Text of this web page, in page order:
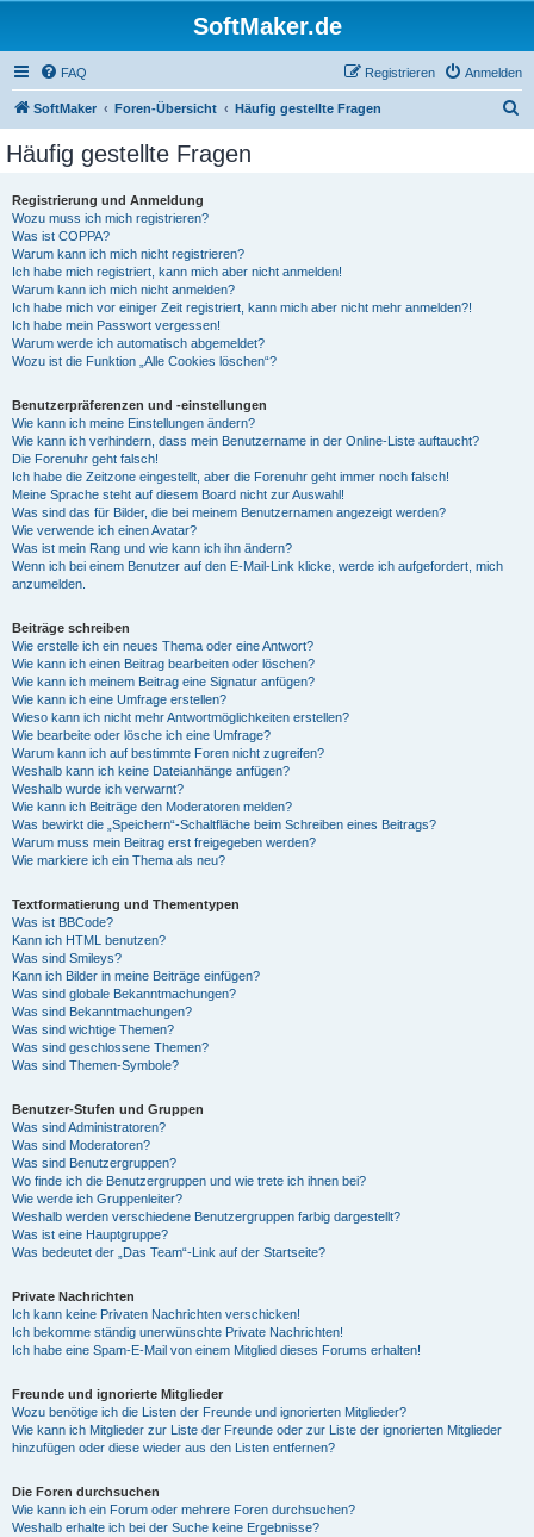
SoftMaker.de
FAQ Anmelden
Registrieren
SoftMaker Foren-Übersicht Häufig gestellte Fragen
Häufig gestellte Fragen
Registrierung und Anmeldung
Wozu muss ich mich registrieren?
Was ist COPPA?
Warum kann ich mich nicht registrieren?
Ich habe mich registriert, kann mich aber nicht anmelden!
Warum kann ich mich nicht anmelden?
Ich habe mich vor einiger Zeit registriert, kann mich aber nicht mehr anmelden?!
Ich habe mein Passwort vergessen!
Warum werde ich automatisch abgemeldet?
Wozu ist die Funktion „Alle Cookies löschen“?
Benutzerpräferenzen und -einstellungen
Wie kann ich meine Einstellungen ändern?
Wie kann ich verhindern, dass mein Benutzername in der Online-Liste auftaucht?
Die Forenuhr geht falsch!
Ich habe die Zeitzone eingestellt, aber die Forenuhr geht immer noch falsch!
Meine Sprache steht auf diesem Board nicht zur Auswahl!
Was sind das für Bilder, die bei meinem Benutzernamen angezeigt werden?
Wie verwende ich einen Avatar?
Was ist mein Rang und wie kann ich ihn ändern?
Wenn ich bei einem Benutzer auf den E-Mail-Link klicke, werde ich aufgefordert, mich
anzumelden.
Beiträge schreiben
Wie erstelle ich ein neues Thema oder eine Antwort?
Wie kann ich einen Beitrag bearbeiten oder löschen?
Wie kann ich meinem Beitrag eine Signatur anfügen?
Wie kann ich eine Umfrage erstellen?
Wieso kann ich nicht mehr Antwortmöglichkeiten erstellen?
Wie bearbeite oder lösche ich eine Umfrage?
Warum kann ich auf bestimmte Foren nicht zugreifen?
Weshalb kann ich keine Dateianhänge anfügen?
Weshalb wurde ich verwarnt?
Wie kann ich Beiträge den Moderatoren melden?
Was bewirkt die „Speichern“-Schaltfläche beim Schreiben eines Beitrags?
Warum muss mein Beitrag erst freigegeben werden?
Wie markiere ich ein Thema als neu?
Textformatierung und Thementypen
Was ist BBCode?
Kann ich HTML benutzen?
Was sind Smileys?
Kann ich Bilder in meine Beiträge einfügen?
Was sind globale Bekanntmachungen?
Was sind Bekanntmachungen?
Was sind wichtige Themen?
Was sind geschlossene Themen?
Was sind Themen-Symbole?
Benutzer-Stufen und Gruppen
Was sind Administratoren?
Was sind Moderatoren?
Was sind Benutzergruppen?
Wo finde ich die Benutzergruppen und wie trete ich ihnen bei?
Wie werde ich Gruppenleiter?
Weshalb werden verschiedene Benutzergruppen farbig dargestellt?
Was ist eine Hauptgruppe?
Was bedeutet der „Das Team“-Link auf der Startseite?
Private Nachrichten
Ich kann keine Privaten Nachrichten verschicken!
Ich bekomme ständig unerwünschte Private Nachrichten!
Ich habe eine Spam-E-Mail von einem Mitglied dieses Forums erhalten!
Freunde und ignorierte Mitglieder
Wozu benötige ich die Listen der Freunde und ignorierten Mitglieder?
Wie kann ich Mitglieder zur Liste der Freunde oder zur Liste der ignorierten Mitglieder
hinzufügen oder diese wieder aus den Listen entfernen?
Die Foren durchsuchen
Wie kann ich ein Forum oder mehrere Foren durchsuchen?
Weshalb erhalte ich bei der Suche keine Ergebnisse?